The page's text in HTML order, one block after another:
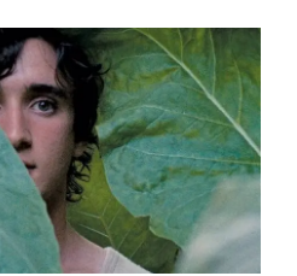
M.
„SUNDANCE“
NEPRIKLAUSOMO
KINO
FESTIVALIO
PROGRAMA